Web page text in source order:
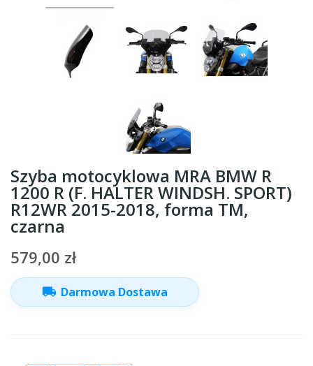
Szyba motocyklowa MRA BMW R
1200 R (F. HALTER WINDSH. SPORT)
R12WR 2015-2018, forma TM,
czarna
579,00 zł
local_shipping Darmowa Dostawa